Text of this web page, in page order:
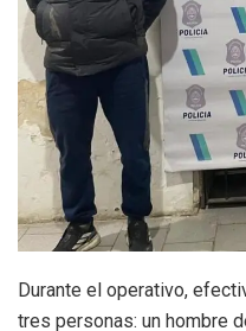
Durante el operativo,
tres personas: un hombre